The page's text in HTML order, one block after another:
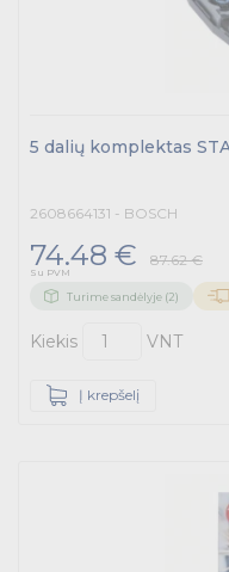
5 dalių komplektas
2608664131 - BOSCH
74.48 € 87.62 €
Su PVM
Turime sandėlyje (2)
Kiekis VNT
Į krepšelį